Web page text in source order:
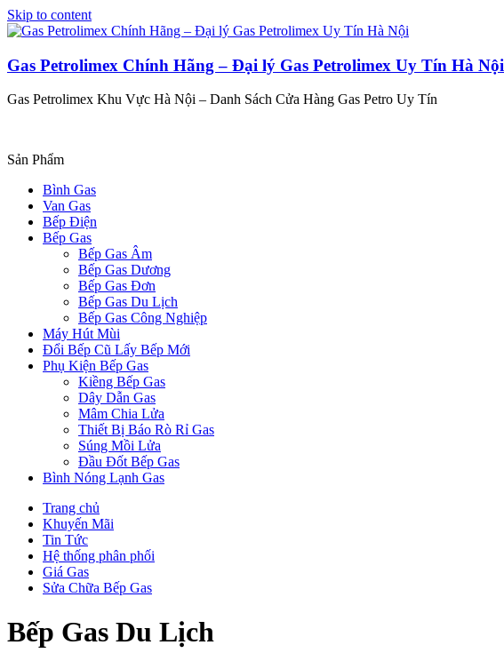
Skip to content
Gas Petrolimex Chính Hãng – Đại lý Gas Petrolimex Uy Tín Hà Nội
Gas Petrolimex Khu Vực Hà Nội – Danh Sách Cửa Hàng Gas Petro Uy Tín
Sản Phẩm
Bình Gas
Van Gas
Bếp Điện
Bếp Gas
Bếp Gas Âm
Bếp Gas Dương
Bếp Gas Đơn
Bếp Gas Du Lịch
Bếp Gas Công Nghiệp
Máy Hút Mùi
Đổi Bếp Cũ Lấy Bếp Mới
Phụ Kiện Bếp Gas
Kiềng Bếp Gas
Dây Dẫn Gas
Mâm Chia Lửa
Thiết Bị Báo Rò Rỉ Gas
Súng Mồi Lửa
Đầu Đốt Bếp Gas
Bình Nóng Lạnh Gas
Trang chủ
Khuyến Mãi
Tin Tức
Hệ thống phân phối
Giá Gas
Sửa Chữa Bếp Gas
Bếp Gas Du Lịch